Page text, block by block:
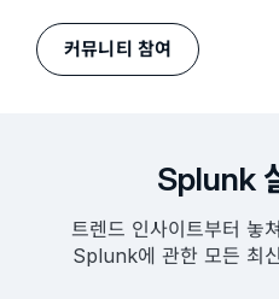
커뮤니티 참여
Splunk
트렌드 인사이트부터 놓
Splunk에 관한 모든 최